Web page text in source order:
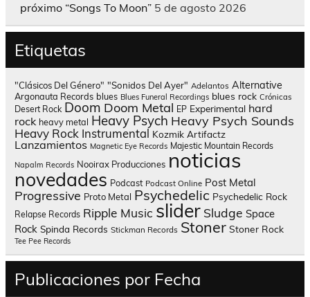
próximo “Songs To Moon” 5 de agosto 2026
Etiquetas
"Clásicos Del Género" "Sonidos Del Ayer" Adelantos Alternative
Argonauta Records blues Blues Funeral Recordings blues rock Crónicas
Desert Rock Doom Doom Metal EP Experimental hard
rock heavy metal Heavy Psych Heavy Psych Sounds
Heavy Rock Instrumental Kozmik Artifactz
Lanzamientos Magnetic Eye Records Majestic Mountain Records
Napalm Records Nooirax Producciones noticias
novedades Podcast Podcast Online Post Metal
Progressive Proto Metal Psychedelic Psychedelic Rock
Relapse Records Ripple Music slider Sludge Space
Rock Spinda Records Stickman Records Stoner Stoner Rock
Tee Pee Records
Publicaciones por Fecha